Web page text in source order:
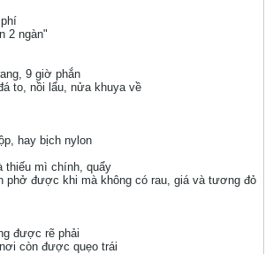
2 ngàn"
9 giờ phắn
to, nồi lẩu, nửa khuya về
hay bịch nylon
thiếu mì chính, quẩy
phở được khi mà không có rau, giá và tương đỏ
được rẽ phải
còn được quẹo trái